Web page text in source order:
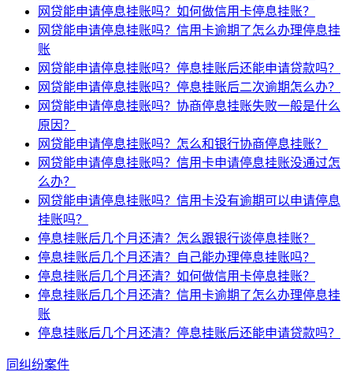
网贷能申请停息挂账吗？如何做信用卡停息挂账？
网贷能申请停息挂账吗？信用卡逾期了怎么办理停息挂
账
网贷能申请停息挂账吗？停息挂账后还能申请贷款吗？
网贷能申请停息挂账吗？停息挂账后二次逾期怎么办？
网贷能申请停息挂账吗？协商停息挂账失败一般是什么
原因？
网贷能申请停息挂账吗？怎么和银行协商停息挂账？
网贷能申请停息挂账吗？信用卡申请停息挂账没通过怎
么办？
网贷能申请停息挂账吗？信用卡没有逾期可以申请停息
挂账吗？
停息挂账后几个月还清？怎么跟银行谈停息挂账？
停息挂账后几个月还清？自己能办理停息挂账吗？
停息挂账后几个月还清？如何做信用卡停息挂账？
停息挂账后几个月还清？信用卡逾期了怎么办理停息挂
账
停息挂账后几个月还清？停息挂账后还能申请贷款吗？
同纠纷案件